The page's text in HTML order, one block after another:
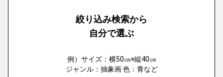
絞り込み検索から
自分で選ぶ
例）サイズ：横50㎝×縦40㎝
ジャンル：抽象画 色：青など